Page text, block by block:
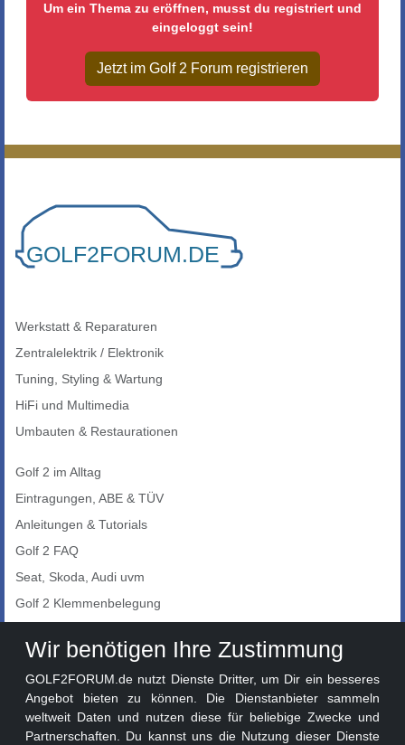
Um ein Thema zu eröffnen, musst du registriert und
eingeloggt sein!
Jetzt im Golf 2 Forum registrieren
Werkstatt & Reparaturen
Zentralelektrik / Elektronik
Tuning, Styling & Wartung
HiFi und Multimedia
Umbauten & Restaurationen
Golf 2 im Alltag
Eintragungen, ABE & TÜV
Anleitungen & Tutorials
Golf 2 FAQ
Seat, Skoda, Audi uvm
Golf 2 Klemmenbelegung
Auto-Showroom
Golf 2 Lackcodes
Sonderversionen
Wir benötigen Ihre Zustimmung
GOLF2FORUM.de nutzt Dienste Dritter, um Dir ein besseres
Angebot bieten zu können. Die Dienstanbieter sammeln
weltweit Daten und nutzen diese für beliebige Zwecke und
Partnerschaften. Du kannst uns die Nutzung dieser Dienste